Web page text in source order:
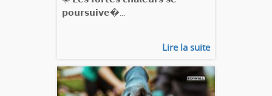
𝗽𝗼𝘂𝗿𝘀𝘂𝗶𝘃𝗲�...
Lire la suite